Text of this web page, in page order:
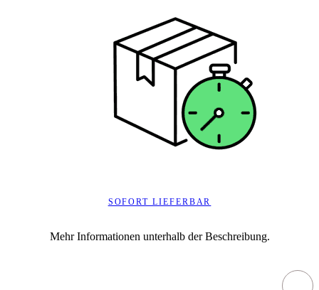
SOFORT LIEFERBAR
Mehr Informationen unterhalb der Beschreibung.